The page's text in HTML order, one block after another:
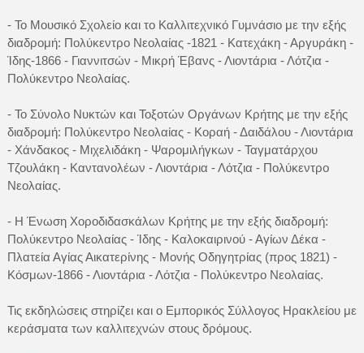
- Το Μουσικό Σχολείο και το Καλλιτεχνικό Γυμνάσιο με την εξής
διαδρομή: Πολύκεντρο Νεολαίας -1821 - Κατεχάκη - Αργυράκη -
Ίδης-1866 - Γιαννιτσών - Μικρή Έβανς - Λιοντάρια - Λότζια -
Πολύκεντρο Νεολαίας.
- Το Σύνολο Νυκτών και Τοξοτών Οργάνων Κρήτης με την εξής
διαδρομή: Πολύκεντρο Νεολαίας - Κοραή - Δαιδάλου - Λιοντάρια
- Χάνδακος - Μιχελιδάκη - Ψαρομιλήγκων - Ταγματάρχου
Τζουλάκη - Καντανολέων - Λιοντάρια - Λότζια - Πολύκεντρο
Νεολαίας.
- Η Ένωση Χοροδιδασκάλων Κρήτης με την εξής διαδρομή:
Πολύκεντρο Νεολαίας - Ίδης - Καλοκαιρινού - Αγίων Δέκα -
Πλατεία Αγίας Αικατερίνης - Μονής Οδηγητρίας (προς 1821) -
Κόσμων-1866 - Λιοντάρια - Λότζια - Πολύκεντρο Νεολαίας.
Τις εκδηλώσεις στηρίζει και ο Εμπορικός Σύλλογος Ηρακλείου με
κεράσματα των καλλιτεχνών στους δρόμους.